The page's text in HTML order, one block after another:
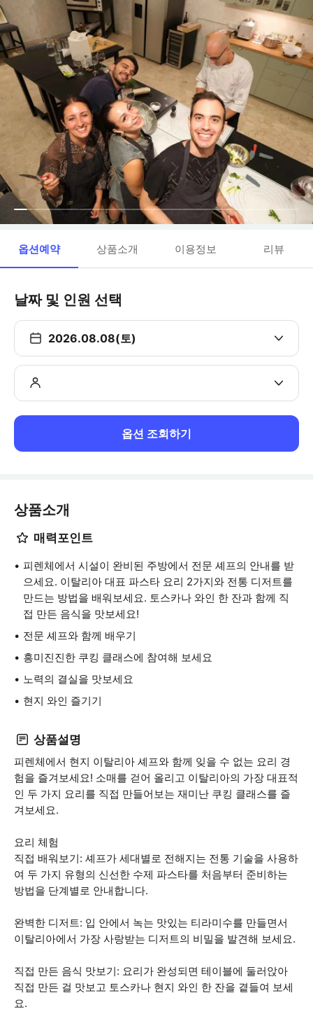
옵션예약 상품소개 이용정보 리뷰
날짜 및 인원 선택
2026.08.08(토)
옵션 조회하기
상품소개
매력포인트
피렌체에서 시설이 완비된 주방에서 전문 셰프의 안내를 받
으세요. 이탈리아 대표 파스타 요리 2가지와 전통 디저트를
만드는 방법을 배워보세요. 토스카나 와인 한 잔과 함께 직
접 만든 음식을 맛보세요!
전문 셰프와 함께 배우기
흥미진진한 쿠킹 클래스에 참여해 보세요
노력의 결실을 맛보세요
현지 와인 즐기기
상품설명
피렌체에서 현지 이탈리아 셰프와 함께 잊을 수 없는 요리 경
험을 즐겨보세요! 소매를 걷어 올리고 이탈리아의 가장 대표적
인 두 가지 요리를 직접 만들어보는 재미난 쿠킹 클래스를 즐
겨보세요.
요리 체험
직접 배워보기: 셰프가 세대별로 전해지는 전통 기술을 사용하
여 두 가지 유형의 신선한 수제 파스타를 처음부터 준비하는
방법을 단계별로 안내합니다.
완벽한 디저트: 입 안에서 녹는 맛있는 티라미수를 만들면서
이탈리아에서 가장 사랑받는 디저트의 비밀을 발견해 보세요.
직접 만든 음식 맛보기: 요리가 완성되면 테이블에 둘러앉아
직접 만든 걸 맛보고 토스카나 현지 와인 한 잔을 곁들여 보세
요.